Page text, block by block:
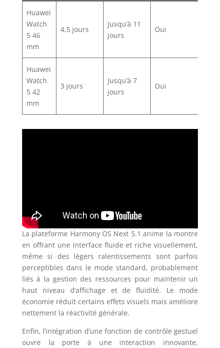
Huawei
Watch
5 46
mm
4,5 jours
Jusqu’à 11
jours
Oui
Huawei
Watch
5 42
mm
3 jours
Jusqu’à 7
jours
Oui
La plateforme Harmony OS Next 5.1 anime la montre
en offrant une interface fluide et riche visuellement,
même si des légers ralentissements sont parfois
perceptibles dans le mode standard, probablement
liés à la gestion des ressources pour maintenir un
haut niveau d’affichage et de fluidité. Le mode
économie réduit certains effets visuels mais améliore
nettement la réactivité générale.
Enfin, l’intégration d’une fonction de contrôle gestuel
ouvre la porte à une interaction innovante,